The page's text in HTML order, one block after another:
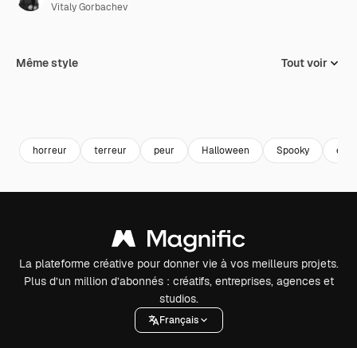
Vitaly Gorbachev
Même style Tout voir
horreur terreur peur Halloween Spooky
La plateforme créative pour donner vie à vos meilleurs projets.
Plus d’un million d’abonnés : créatifs, entreprises, agences et
studios.
Français